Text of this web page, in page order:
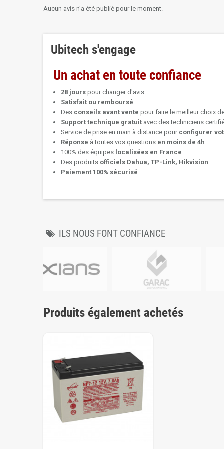
Aucun avis n'a été publié pour le moment.
Ubitech s'engage
Un achat en toute confiance
28 jours pour changer d'avis
Satisfait ou remboursé
Des conseils avant vente pour faire le meilleur choix
Support technique gratuit avec des techniciens
Service de prise en main à distance pour configurer
Réponse à toutes vos questions en moins de 4h
100% des équipes localisées en France
Des produits officiels Dahua, TP-Link, Hikvision
Paiement 100% sécurisé
ILS NOUS FONT CONFIANCE
Produits également achetés